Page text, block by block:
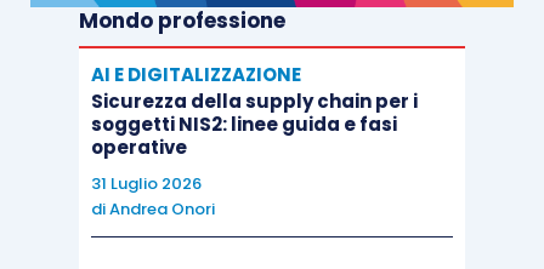
Mondo professione
AI E DIGITALIZZAZIONE
Sicurezza della supply chain per i
soggetti NIS2: linee guida e fasi
operative
31 Luglio 2026
diAndrea Onori